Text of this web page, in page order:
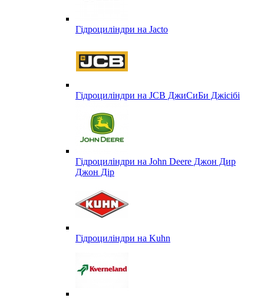
Гідроциліндри на Jacto
Гідроциліндри на JCB ДжиСиБи Джісібі
Гідроциліндри на John Deere Джон Дир
Джон Дір
Гідроциліндри на Kuhn